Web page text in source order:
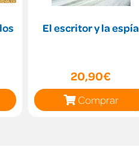
El escritor y la espía
20,90€
Comprar